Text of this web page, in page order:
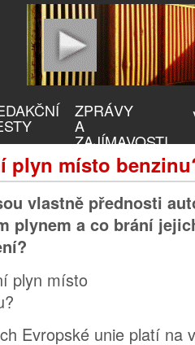
ZPRÁVY
A
ZAJÍMAVOSTI
plyn místo
vlastně přednosti
plynem a co brání
Evropské unie platí na